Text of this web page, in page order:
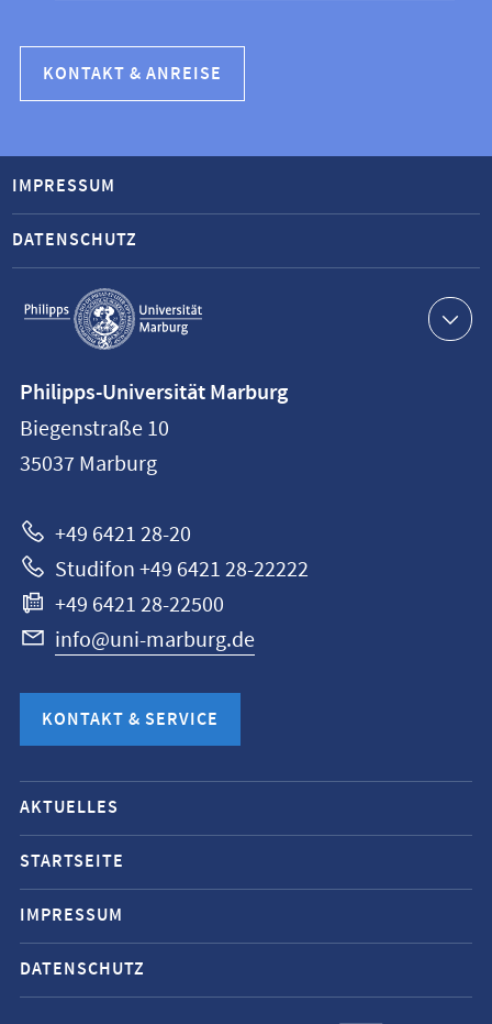
KONTAKT & ANREISE
Service-
Navigation
IMPRESSUM
DATENSCHUTZ
Philipps-
Universität
Marburg
Philipps-Universität Marburg
Biegenstraße 10
35037 Marburg
+49 6421 28-20
Studifon +49 6421 28-22222
+49 6421 28-22500
info@uni-marburg.de
KONTAKT & SERVICE
Mobile-
Service-
Navigation
und
Social
Media
Kontakte
AKTUELLES
STARTSEITE
IMPRESSUM
DATENSCHUTZ